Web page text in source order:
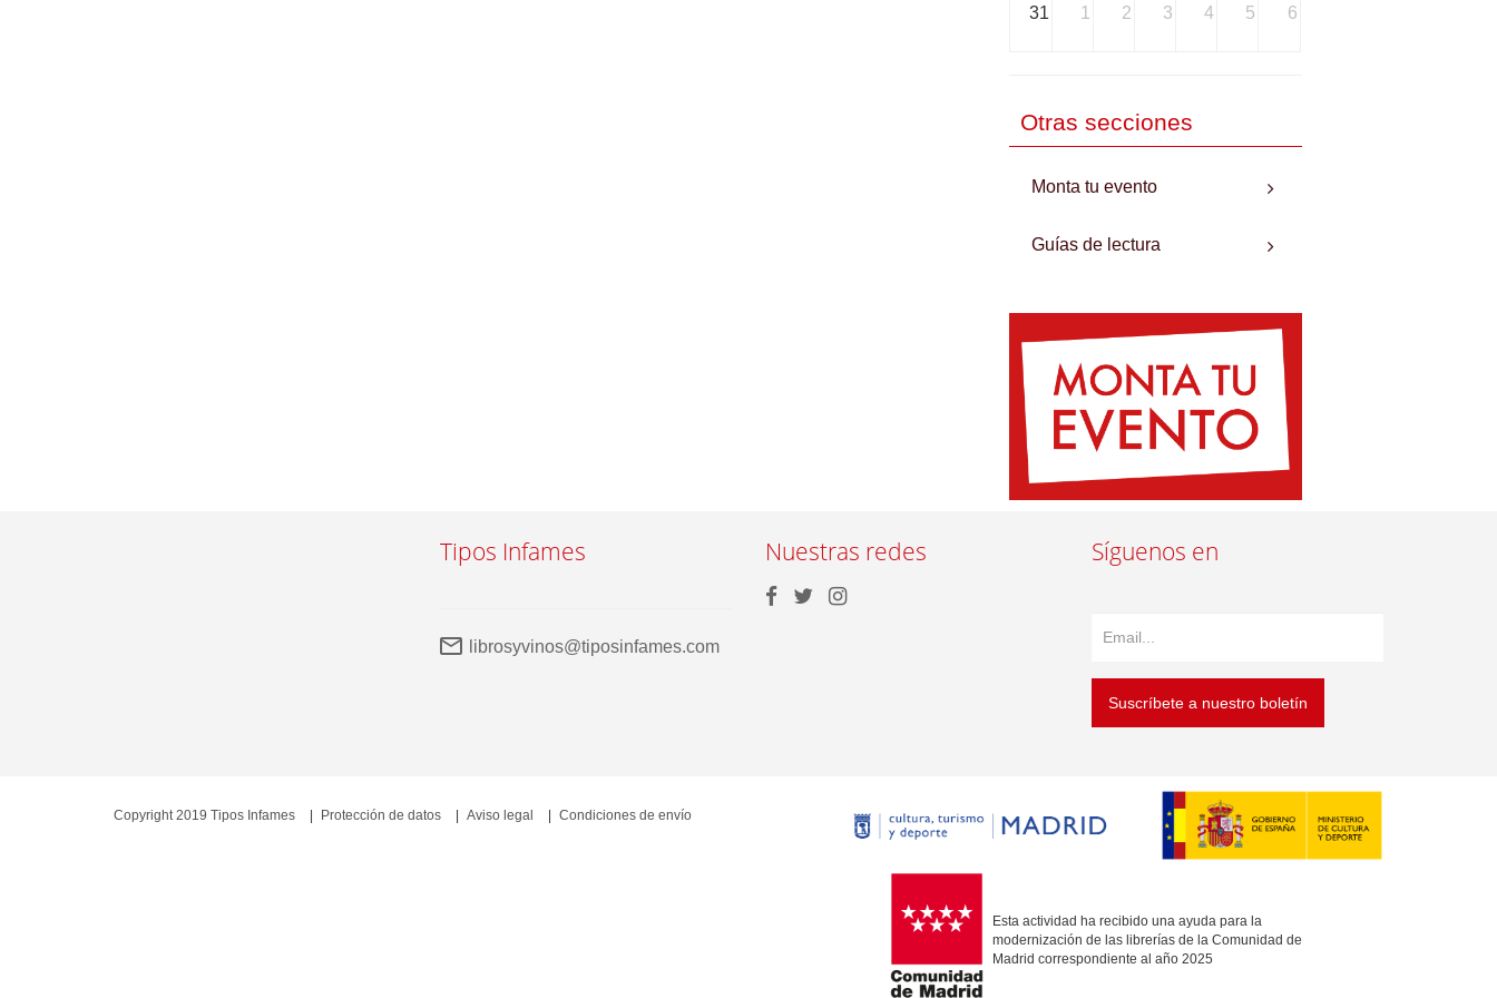
31 1 2 3 4 5 6
Otras secciones
Monta tu evento
Guías de lectura
Tipos Infames
librosyvinos@tiposinfames.com
Nuestras redes Síguenos en
Suscríbete a nuestro boletín
Esta actividad ha recibido una ayuda para la
modernización de las librerías de la Comunidad de
Madrid correspondiente al año 2025
Copyright 2019 Tipos Infames Protección de datos Aviso legal Condiciones de envío